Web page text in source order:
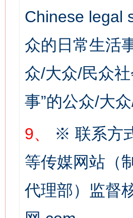
Chinese legal
众的日常生活
众/大众/民众
事”的公众/大
9、
※ 联系方
等传媒网站（
代理部）监督
网上购药对药下症？